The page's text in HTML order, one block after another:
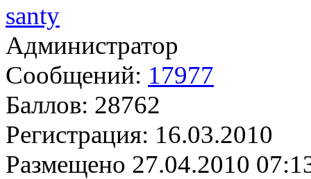
santy
Администратор
Сообщений: 17977
Баллов: 28762
Регистрация: 16.03.2010
Размещено 27.04.2010